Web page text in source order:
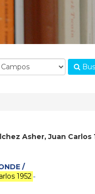
Asher, Juan Carlos
/
1952-